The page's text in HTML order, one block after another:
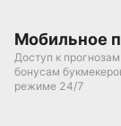
Мобильное
Доступ к прогнозам
бонусам
режиме 24/7